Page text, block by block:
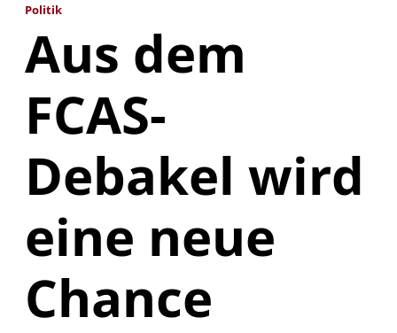
Politik
Aus dem
FCAS-
Debakel wird
eine neue
Chance